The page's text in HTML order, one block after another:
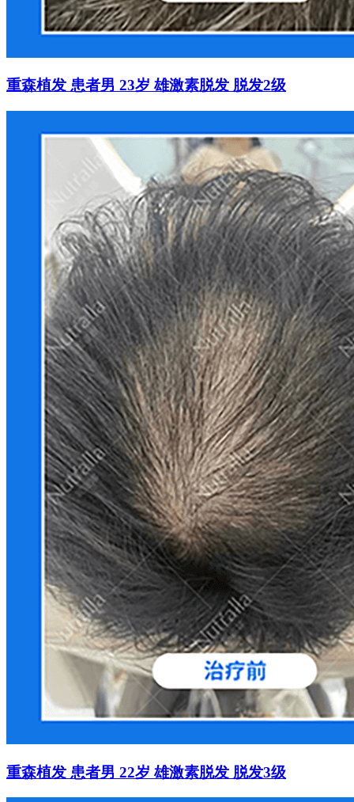
重森植发 患者男 23岁 雄激素脱发 脱发2级
重森植发 患者男 22岁 雄激素脱发 脱发3级